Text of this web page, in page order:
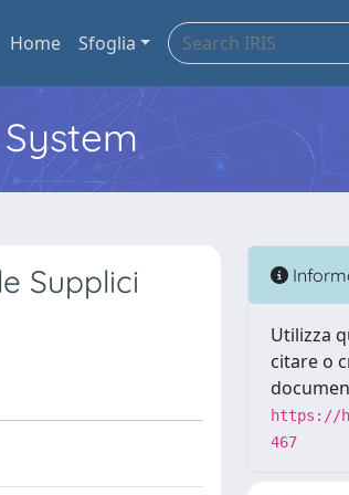
Home Sfoglia
Supplici
Utilizza
citare o
https://
467